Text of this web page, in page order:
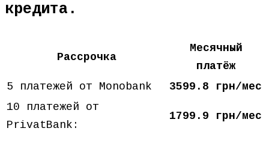
кредита.
Рассрочка
Месячный
платёж
5 платежей от Monobank
3599.8 грн/мес
10 платежей от
PrivatBank:
1799.9 грн/мес